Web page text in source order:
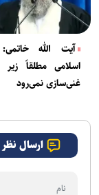
آیت الله
اسلامی مطلقاً زیر
غنی‌سازی نمی‌رود
ارسال نظر